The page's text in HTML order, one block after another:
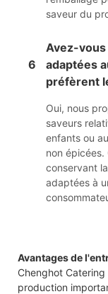
saveur du
6
Avez-
adaptées
préfèrent
Oui, nous
saveurs
enfants ou
non
conservant
adaptées à
Avantages de
Chenghot
production